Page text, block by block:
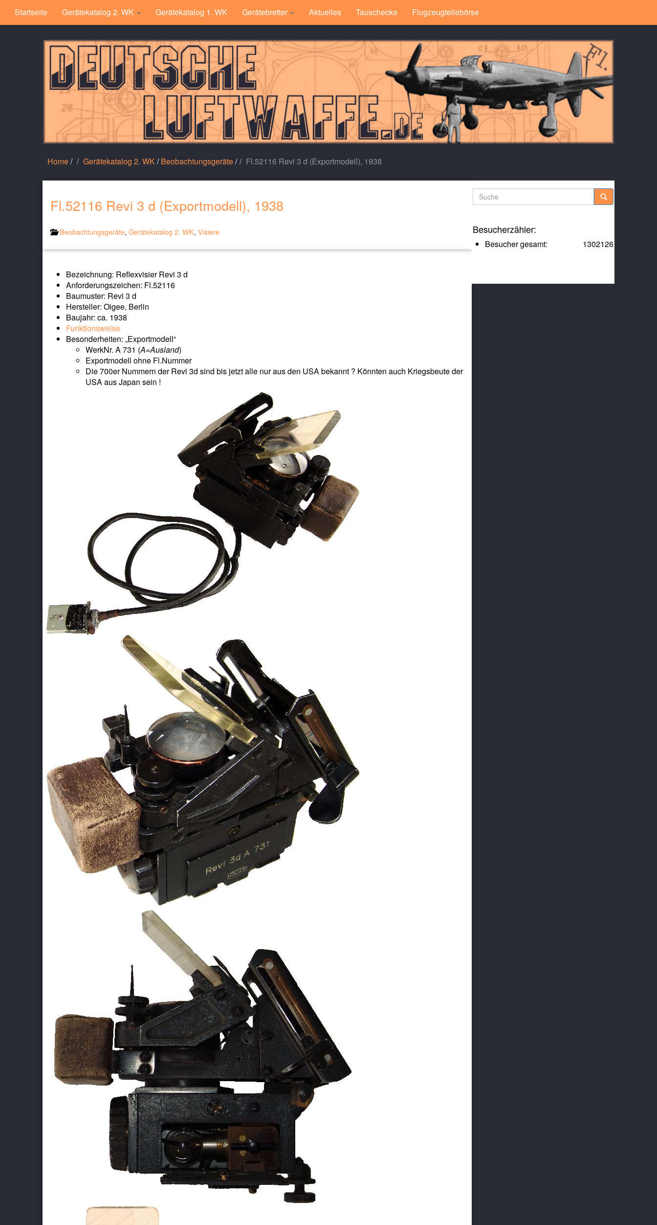
Startseite Gerätekatalog 2. WK Gerätekatalog 1. WK Gerätebretter Aktuelles Tauschecke Flugzeugteilebörse
Home/ Gerätekatalog 2. WK /Beobachtungsgeräte/ Fl.52116 Revi 3 d (Exportmodell), 1938
Fl.52116 Revi 3 d (Exportmodell), 1938
Beobachtungsgeräte, Gerätekatalog 2. WK, Visiere
Bezeichnung: Reflexvisier Revi 3 d
Anforderungszeichen: Fl.52116
Baumuster: Revi 3 d
Hersteller: Oigee, Berlin
Baujahr: ca. 1938
Funktionsweise
Besonderheiten: „Exportmodell“
WerkNr. A 731 (A=Ausland)
Exportmodell ohne Fl.Nummer
Die 700er Nummern der Revi 3d sind bis jetzt alle nur aus den USA bekannt ? Könnten auch Kriegsbeute der
USA aus Japan sein !
Suche
Besucherzähler:
1302126
Besucher gesamt: